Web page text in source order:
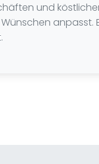
und
anpasst.